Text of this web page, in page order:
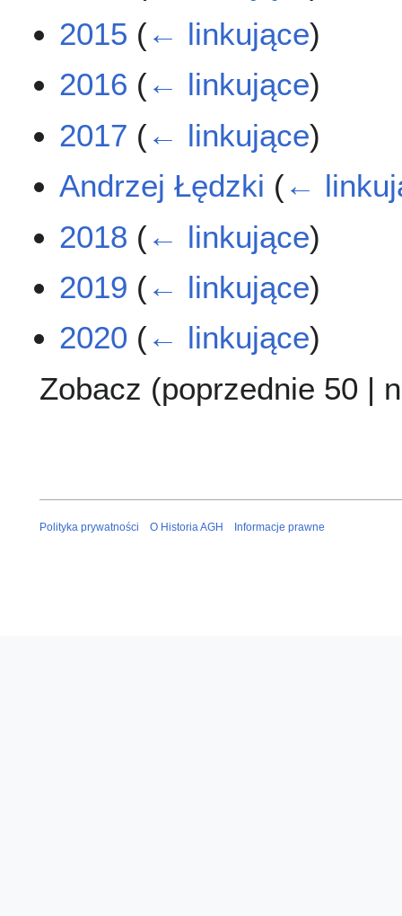
2015 (← linkujące)
2016 (← linkujące)
2017 (← linkujące)
Andrzej Łędzki (←
2018 (← linkujące)
2019 (← linkujące)
2020 (← linkujące)
Zobacz (poprzednie 50 |
Polityka prywatności O Historia AGH Informacje prawne